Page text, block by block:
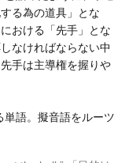
る為の道具」とな
おける「先手」とな
なければならない中
手は主導権を握りや
語。擬音語をルーツ